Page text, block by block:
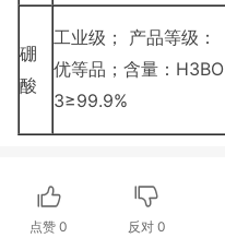
硼
酸
工业级； 产品等级：
优等品；含量：H3BO
3≥99.9%
点赞0 反对 0